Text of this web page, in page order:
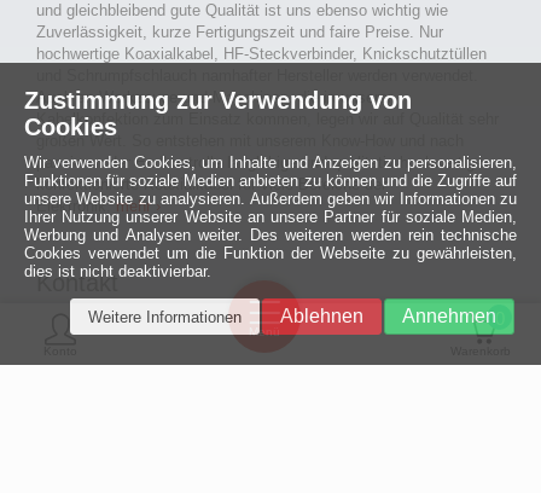
und gleichbleibend gute Qualität ist uns ebenso wichtig wie
Zuverlässigkeit, kurze Fertigungszeit und faire Preise. Nur
hochwertige Koaxialkabel, HF-Steckverbinder, Knickschutztüllen
Auch an Werkzeuge und Maschinen, die in unserer
Kabelkonfektion zum Einsatz kommen, legen wir auf Qualität sehr
großen Wert. So entstehen mit unserem Know-How und nach
passieren der Endkontrolle langlebige und qualitativ hochwertige
konfektionierte Koaxialkabel für viele Bereiche der
Elektronik.mehr ›
Kontakt
MCE Mauritz Electronics
0
Menü
Ein halbes
Jahrhundert
technologische
Zustimmung zur Verwendung von
Cookies
Wir verwenden Cookies, um Inhalte und Anzeigen zu personalisieren,
Funktionen für soziale Medien anbieten zu können und die Zugriffe auf
unsere Website zu analysieren. Außerdem geben wir Informationen zu
Ihrer Nutzung unserer Website an unsere Partner für soziale Medien,
Werbung und Analysen weiter. Des weiteren werden rein technische
Cookies verwendet um die Funktion der Webseite zu gewährleisten,
dies ist nicht deaktivierbar.
Annehmen
Ablehnen
Weitere Informationen